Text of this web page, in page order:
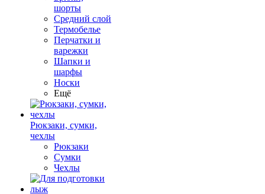
шорты
Средний слой
Термобелье
Перчатки и
варежки
Шапки и
шарфы
Носки
Ещё
Рюкзаки, сумки,
чехлы
Рюкзаки
Сумки
Чехлы